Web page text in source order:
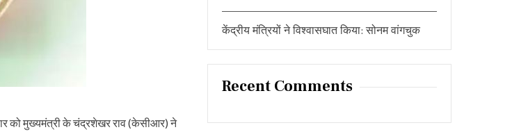
को मुख्यमंत्री के चंद्रशेखर राव (केसीआर) ने
केंद्रीय मंत्रियों ने विश्वासघात किया: सोनम वांगचुक
Recent Comments